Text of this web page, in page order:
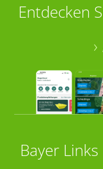
Entdecken
Bayer Links